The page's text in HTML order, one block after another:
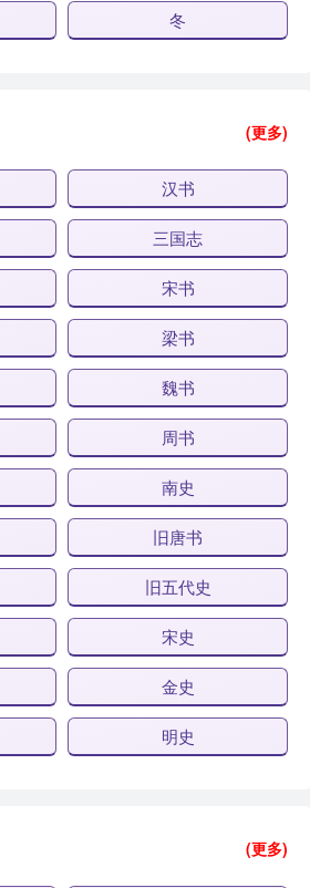
冬
(更多)
汉书
三国志
宋书
梁书
魏书
周书
南史
旧唐书
旧五代史
宋史
金史
明史
(更多)